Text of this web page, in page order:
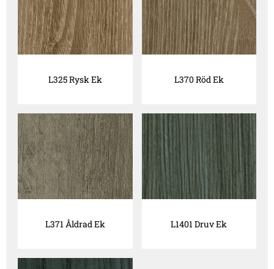
L325 Rysk Ek L370 Röd Ek
L371 Åldrad Ek L1401 Druv Ek